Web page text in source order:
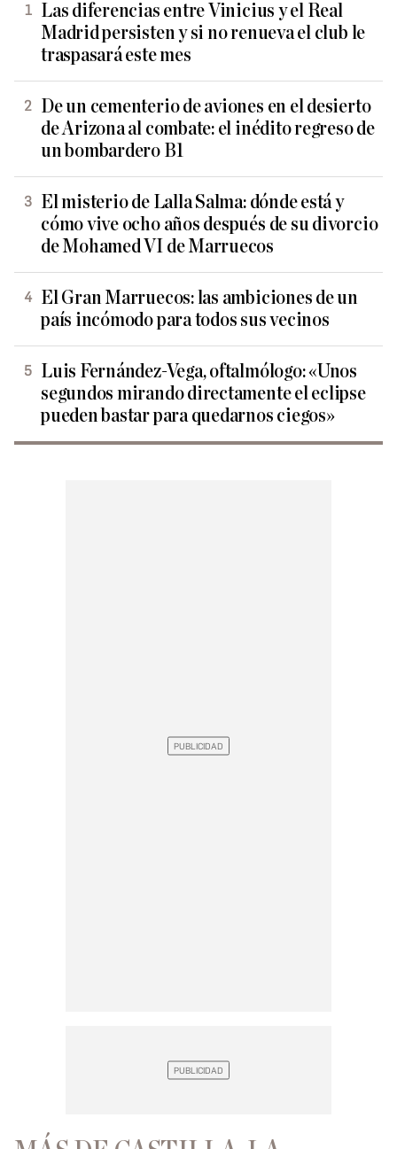
Las diferencias entre Vinicius y el Real
Madrid persisten y si no renueva el club le
traspasará este mes
De un cementerio de aviones en el desierto
de Arizona al combate: el inédito regreso de
un bombardero B1
El misterio de Lalla Salma: dónde está y
cómo vive ocho años después de su divorcio
de Mohamed VI de Marruecos
El Gran Marruecos: las ambiciones de un
país incómodo para todos sus vecinos
Luis Fernández-Vega, oftalmólogo: «Unos
segundos mirando directamente el eclipse
pueden bastar para quedarnos ciegos»